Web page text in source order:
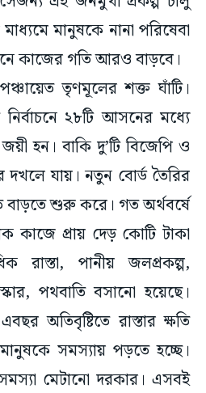
মানুষকে নানা পরিষেবা
কাজের গতি আরও বাড়বে।
তৃণমূলের শক্ত ঘাঁটি।
২৮টি আসনের মধ্যে
জয়ী হন। বাকি দু’টি বিজেপি ও
যায়। নতুন বোর্ড তৈরির
শুরু করে। গত অর্থবর্ষে
কাজে প্রায় দেড় কোটি টাকা
রাস্তা, পানীয় জলপ্রকল্প,
পথবাতি বসানো হয়েছে।
অতিবৃষ্টিতে রাস্তার ক্ষতি
সমস্যায় পড়তে হচ্ছে।
মেটানো দরকার। এসবই